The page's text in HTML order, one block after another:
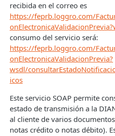
Generar Documentos
masivamente
Consultar Información
Consultar Información
por ID
Consultar Información
Electrónicos masivamente
Consultar Información
Electrónicos
recibida en el correo es
https://feprb.loggro.com/
consumo del servicio será:
https://feprb.loggro.com/
onElectronicaValidacionPrevia?
wsdl/
icos
Este servicio SOAP permite
estado de transmisión a la
al cliente de varios
notas crédito o notas débito).